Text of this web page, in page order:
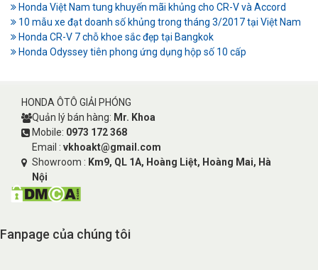
Honda Việt Nam tung khuyến mãi khủng cho CR-V và Accord
10 mẫu xe đạt doanh số khủng trong tháng 3/2017 tại Việt Nam
Honda CR-V 7 chỗ khoe sắc đẹp tại Bangkok
Honda Odyssey tiên phong ứng dụng hộp số 10 cấp
HONDA ÔTÔ GIẢI PHÓNG
Quản lý bán hàng: Mr. Khoa
Mobile: 0973 172 368
Email : vkhoakt@gmail.com
Showroom : Km9, QL 1A, Hoàng Liệt, Hoàng Mai, Hà
Nội
Fanpage của chúng tôi